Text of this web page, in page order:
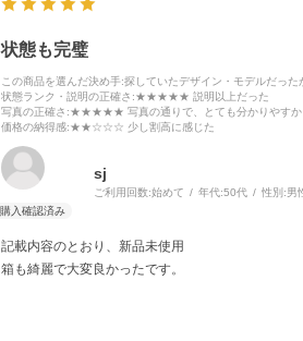
状態も完璧
この商品を選んだ決め手:探していたデザイン・モデルだった
状態ランク・説明の正確さ :★★★★★ 説明以上だった
写真の正確さ :★★★★★ 写真の通りで、とても分かりやすか
価格の納得感:★★☆☆☆ 少し割高に感じた
sj
ご利用回数:始めて 年代:50代 性別:男
記載内容のとおり、新品未使用
箱も綺麗で大変良かったです。